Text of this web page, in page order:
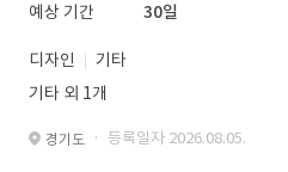
예상 기간
30일
디자인
기타
기타 외 1개
경기도 · 등록일자 2026.08.05.